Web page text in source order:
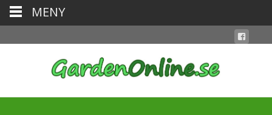
MENY